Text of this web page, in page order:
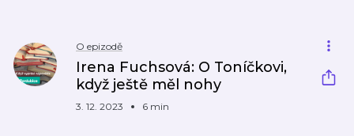
O epizodě
Irena Fuchsová: O Toníčkovi,
když ještě měl nohy
3. 12. 2023 6 min